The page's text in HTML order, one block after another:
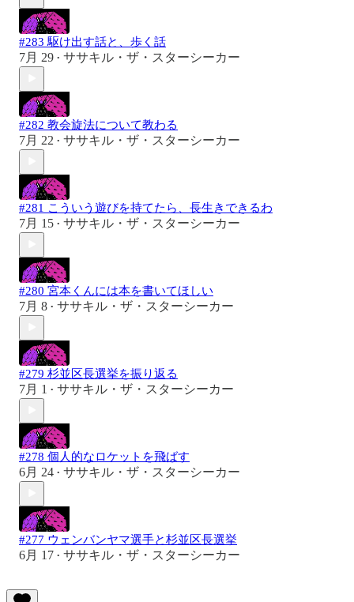
#283 駆け出す話と、歩く話
7月 29 • ササキル・ザ・スターシーカー
#282 教会旋法について教わる
7月 22 • ササキル・ザ・スターシーカー
#281 こういう遊びを持てたら、長生きできるわ
7月 15 • ササキル・ザ・スターシーカー
#280 宮本くんには本を書いてほしい
7月 8 • ササキル・ザ・スターシーカー
#279 杉並区長選挙を振り返る
7月 1 • ササキル・ザ・スターシーカー
#278 個人的なロケットを飛ばす
6月 24 • ササキル・ザ・スターシーカー
#277 ウェンバンヤマ選手と杉並区長選挙
6月 17 • ササキル・ザ・スターシーカー